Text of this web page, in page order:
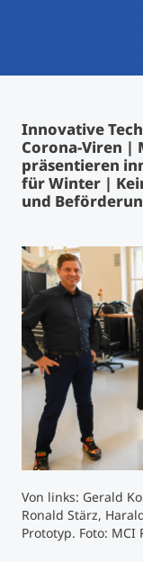
Masterclasses
Technische
Innovative
Corona-Viren |
präsentieren
für Winter |
und
Von links: Gerald
Ronald Stärz,
Prototyp. Foto: MCI